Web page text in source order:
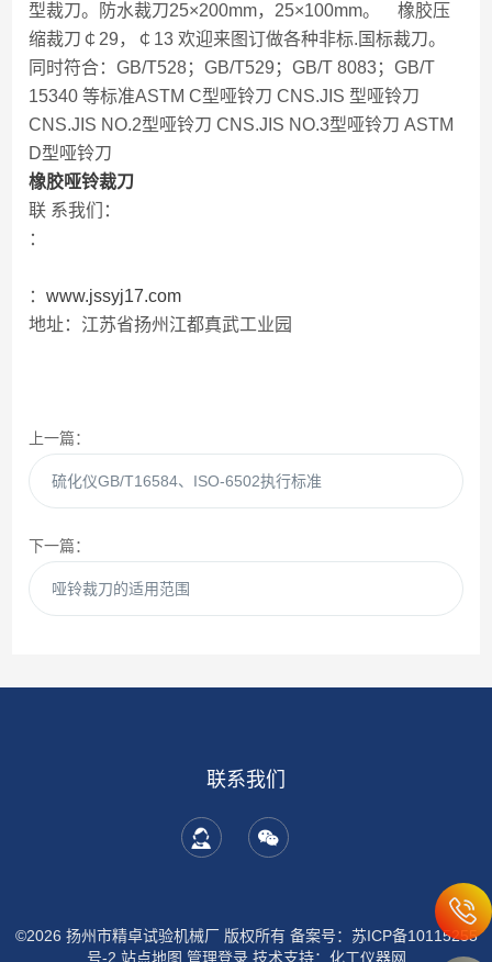
型裁刀。防水裁刀25×200mm，25×100mm。 橡胶压
缩裁刀￠29，￠13 欢迎来图订做各种非标.国标裁刀。
同时符合：GB/T528；GB/T529；GB/T 8083；GB/T
15340 等标准ASTM C型哑铃刀 CNS.JIS 型哑铃刀
CNS.JIS NO.2型哑铃刀 CNS.JIS NO.3型哑铃刀 ASTM
D型哑铃刀
橡胶哑铃裁刀
联 系我们：
：
：www.jssyj17.com
地址：江苏省扬州江都真武工业园
上一篇：
硫化仪GB/T16584、ISO-6502执行标准
下一篇：
哑铃裁刀的适用范围
联系我们
©2026 扬州市精卓试验机械厂 版权所有 备案号：苏ICP备10115255
号-2 站点地图 管理登录技术支持： 化工仪器网